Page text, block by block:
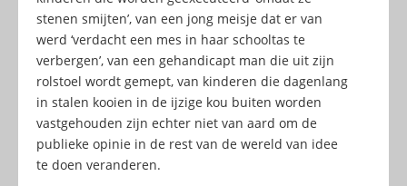
stenen smijten’, van een jong meisje dat er van
werd ‘verdacht een mes in haar schooltas te
verbergen’, van een gehandicapt man die uit zijn
rolstoel wordt gemept, van kinderen die dagenlang
in stalen kooien in de ijzige kou buiten worden
vastgehouden zijn echter niet van aard om de
publieke opinie in de rest van de wereld van idee
te doen veranderen.